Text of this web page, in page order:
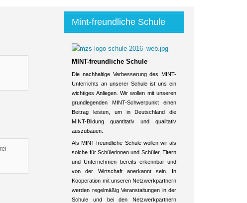
Mint-freundliche Schule
MINT-freundliche Schule
Die nachhaltige Verbesserung des MINT-
Unterrichts an unserer Schule ist uns ein
wichtiges Anliegen. Wir wollen mit unseren
grundlegenden MINT-Schwerpunkt einen
Beitrag leisten, um in Deutschland die
MINT-Bildung quantitativ und qualitativ
auszubauen.
Als MINT-freundliche Schule wollen wir als
solche für Schülerinnen und Schüler, Eltern
und Unternehmen bereits erkennbar und
von der Wirtschaft anerkannt sein. In
Kooperation mit unseren Netzwerkpartnern
werden regelmäßig Veranstaltungen in der
Schule und bei den Netzwerkpartnern